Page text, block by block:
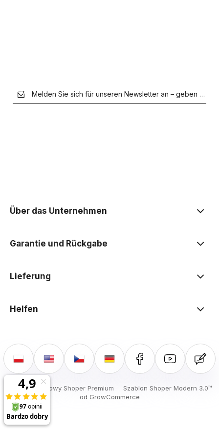
Melden Sie sich für unseren Newsletter an – geben Sie
Über das Unternehmen
Garantie und Rückgabe
Lieferung
Helfen
Sklep internetowy Shoper Premium
Szablon Shoper Modern 3.0™
od GrowCommerce